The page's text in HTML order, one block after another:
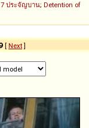
7 ประจัญบาน; Detention of
[ Next]